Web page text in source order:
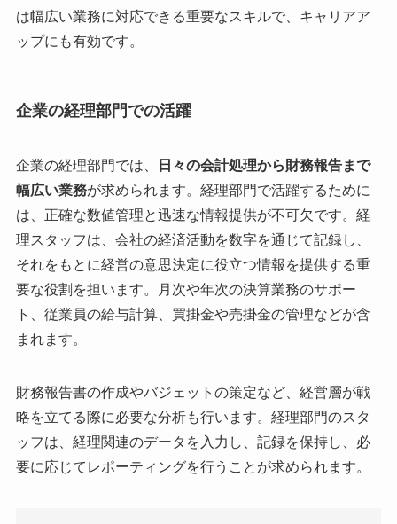
は幅広い業務に対応できる重要なスキルで、キャリアア
ップにも有効です。
企業の経理部門での活躍
企業の経理部門では、
日々の会計処理から財務報告まで
幅広い業務が求められます。経理部門で活躍するために
は、正確な数値管理と迅速な情報提供が不可欠です。経
理スタッフは、会社の経済活動を数字を通じて記録し、
それをもとに経営の意思決定に役立つ情報を提供する重
要な役割を担います。月次や年次の決算業務のサポー
ト、従業員の給与計算、買掛金や売掛金の管理などが含
まれます。
財務報告書の作成やバジェットの策定など、経営層が戦
略を立てる際に必要な分析も行います。経理部門のスタ
ッフは、経理関連のデータを入力し、記録を保持し、必
要に応じてレポーティングを行うことが求められます。